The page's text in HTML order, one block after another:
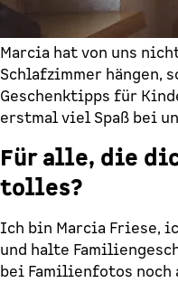
Marcia hat von uns
Schlafzimmer hängen,
Geschenktipps für
erstmal viel Spaß bei
Für alle, die
tolles?
Ich bin Marcia Friese,
und halte
bei Familienfotos